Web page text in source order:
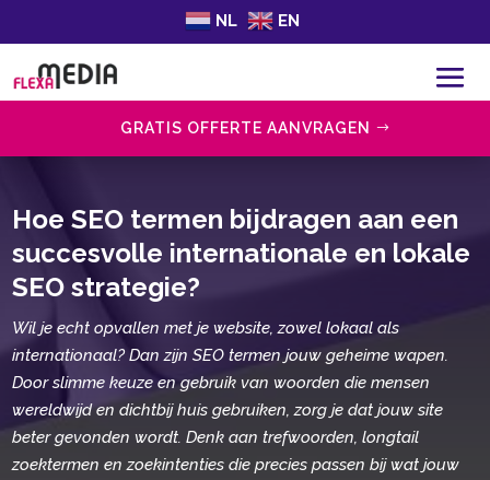
NL EN
GRATIS OFFERTE AANVRAGEN
Hoe SEO termen bijdragen aan een
succesvolle internationale en lokale
SEO strategie?
Wil je echt opvallen met je website, zowel lokaal als
internationaal? Dan zijn SEO termen jouw geheime wapen.
Door slimme keuze en gebruik van woorden die mensen
wereldwijd en dichtbij huis gebruiken, zorg je dat jouw site
beter gevonden wordt. Denk aan trefwoorden, longtail
zoektermen en zoekintenties die precies passen bij wat jouw